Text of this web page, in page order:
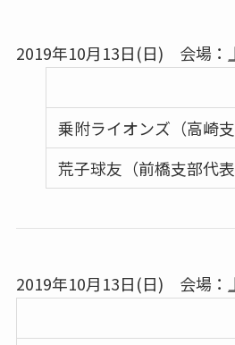
2019年10月13日(日) 会場：
乗附ライオンズ（高崎支
荒子球友（前橋支部代表
2019年10月13日(日) 会場：